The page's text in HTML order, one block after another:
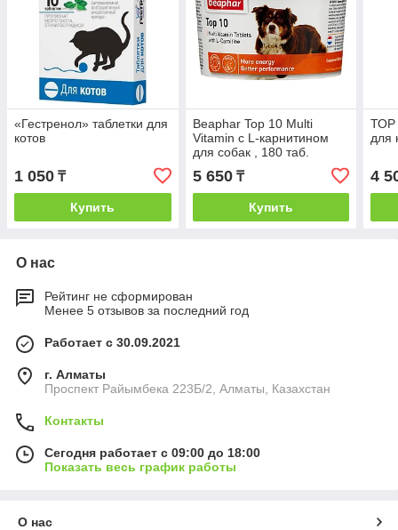
«Гестренол» таблетки для
котов
1 050 ₸
Купить
Beaphar Top 10 Multi
Vitamin с L-карнитином
для собак , 180 таб.
5 650₸
Купить
ТОР
для
4
О нас
Рейтинг не сформирован
Менее 5 отзывов за последний год
Работает с 30.09.2021
г. Алматы
Проспект Райымбека 223Б/2, Алматы, Казахстан
Контакты
Сегодня работает с 09:00 до 18:00
Показать весь график работы
О нас